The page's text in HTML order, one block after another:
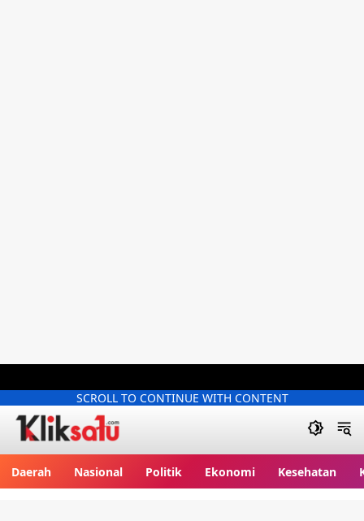
SCROLL TO CONTINUE WITH CONTENT
Daerah Nasional Politik Ekonomi Kesehatan